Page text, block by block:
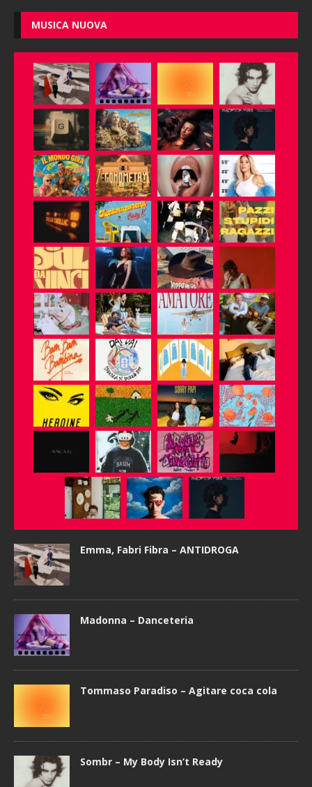
MUSICA NUOVA
Emma, Fabri Fibra – ANTIDROGA
Madonna – Danceteria
Tommaso Paradiso – Agitare coca cola
Sombr – My Body Isn’t Ready